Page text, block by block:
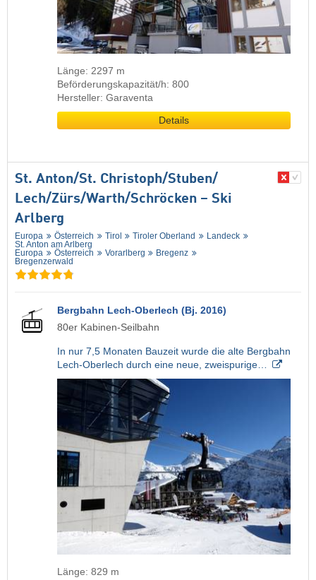
Länge: 2297 m
Beförderungskapazität/h: 800
Hersteller: Garaventa
Details
St. Anton/​St. Christoph/​Stuben/​
Lech/​Zürs/​Warth/​Schröcken – Ski
Arlberg
Europa Österreich Tirol Tiroler Oberland
Landeck
St. Anton am Arlberg
Europa
Österreich Vorarlberg
Bregenz
Bregenzerwald
Bergbahn Lech-Oberlech (Bj. 2016)
80er Kabinen-Seilbahn
In nur 7,5 Monaten Bauzeit wurde die alte Bergbahn
Lech-Oberlech durch eine neue, zweispurige…
Länge: 829 m